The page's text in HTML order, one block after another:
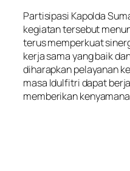
Partisipasi Kapolda
kegiatan tersebut
terus memperkuat
kerja sama yang baik
diharapkan pelayanan
masa Idulfitri dapat
memberikan